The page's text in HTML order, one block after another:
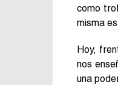
como
misma
Hoy,
nos
una